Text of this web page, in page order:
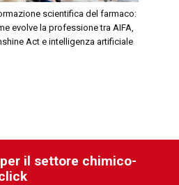
scientifica del farmaco:
evolve la professione tra AIFA,
Act e intelligenza artificiale
il settore chimico-